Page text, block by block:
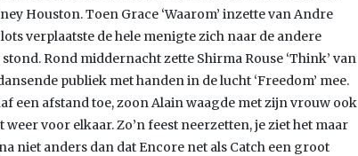
Houston. Toen Grace ‘Waarom’ inzette van Andre
verplaatste de hele menigte zich naar de andere
Rond middernacht zette Shirma Rouse ‘Think’ van
publiek met handen in de lucht ‘Freedom’ mee.
een afstand toe, zoon Alain waagde met zijn vrouw ook
weer voor elkaar. Zo’n feest neerzetten, je ziet het maar
niet anders dan dat Encore net als Catch een groot